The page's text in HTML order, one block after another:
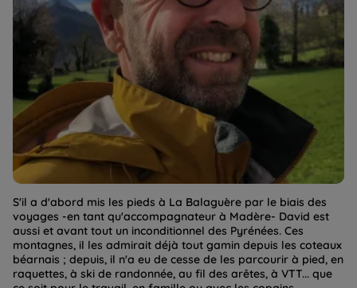
S'il a d'abord mis les pieds à La Balaguère par le biais des
voyages -en tant qu'accompagnateur à Madère- David est
aussi et avant tout un inconditionnel des Pyrénées. Ces
montagnes, il les admirait déjà tout gamin depuis les coteaux
béarnais ; depuis, il n'a eu de cesse de les parcourir à pied, en
raquettes, à ski de randonnée, au fil des arêtes, à VTT... que